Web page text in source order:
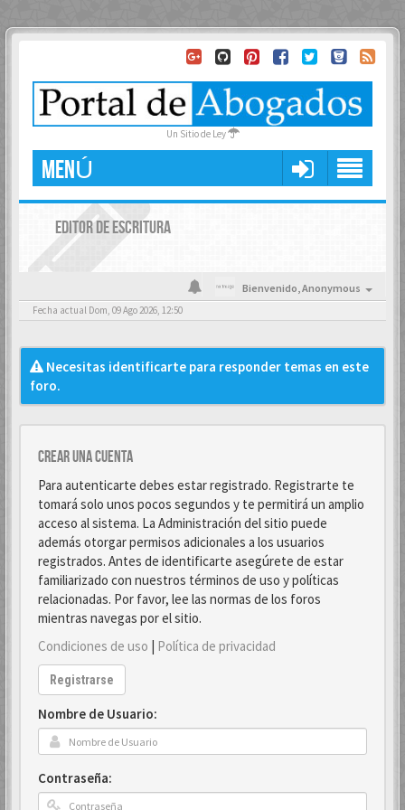
Un Sitio de Ley
MENÚ
EDITOR DE ESCRITURA
Bienvenido,Anonymous
Fecha actual Dom, 09 Ago 2026, 12:50
Necesitas identificarte para responder temas en este
foro.
Crear una cuenta
Para autenticarte debes estar registrado. Registrarte te
tomará solo unos pocos segundos y te permitirá un amplio
acceso al sistema. La Administración del sitio puede
además otorgar permisos adicionales a los usuarios
registrados. Antes de identificarte asegúrete de estar
familiarizado con nuestros términos de uso y políticas
relacionadas. Por favor, lee las normas de los foros
mientras navegas por el sitio.
Condiciones de uso | Política de privacidad
Registrarse
Nombre de Usuario:
Contraseña: